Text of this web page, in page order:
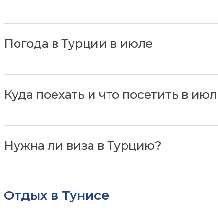
Погода в Турции в июле
Куда поехать и что посетить в
Нужна ли виза в Турцию?
Отдых в Тунисе